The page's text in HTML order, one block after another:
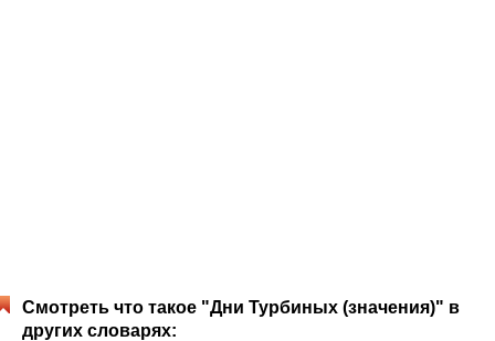
Смотреть что такое "Дни Турбиных (значения)" в
других словарях: